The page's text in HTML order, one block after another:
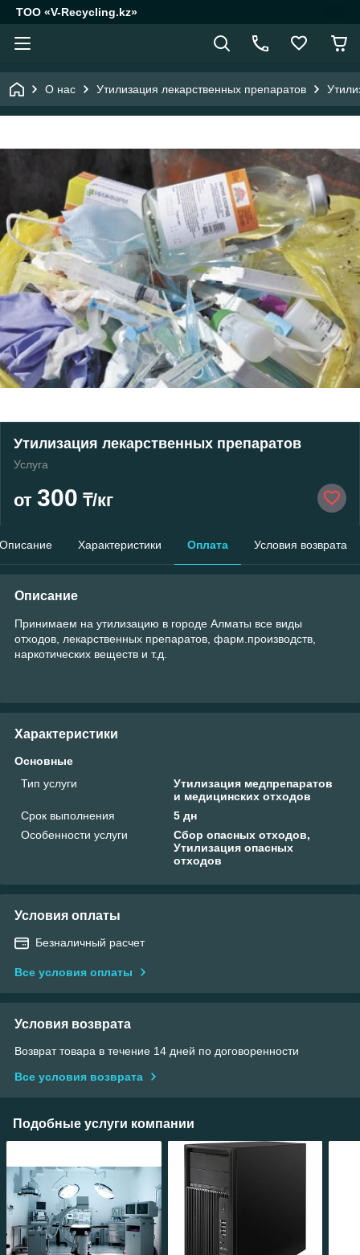
ТОО «V-Recycling.kz»
О нас Утилизация лекарственных препаратов
Утилизация лекарственных препаратов
Услуга
от 300 ₸/кг
Описание Характеристики Оплата Условия возврата
Описание
Принимаем на утилизацию в городе Алматы все виды
отходов, лекарственных препаратов, фарм.производств,
наркотических веществ и т.д.
Характеристики
Основные
Тип услуги
Утилизация медпрепаратов
и медицинских отходов
Срок выполнения
5 дн
Особенности услуги
Сбор опасных отходов,
Утилизация опасных
отходов
Условия оплаты
Безналичный расчет
Все условия оплаты
Условия возврата
Возврат товара в течение 14 дней по договоренности
Все условия возврата
Подобные услуги компании